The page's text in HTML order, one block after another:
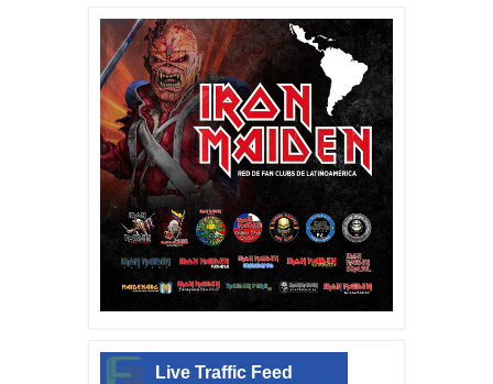
Live Traffic Feed